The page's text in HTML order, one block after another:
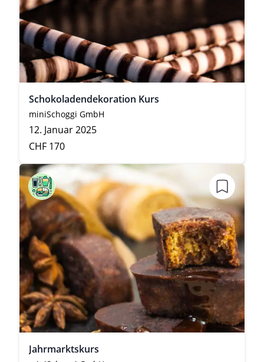
Schokoladendekoration Kurs
miniSchoggi GmbH
12. Januar 2025
CHF 170
Jahrmarktskurs